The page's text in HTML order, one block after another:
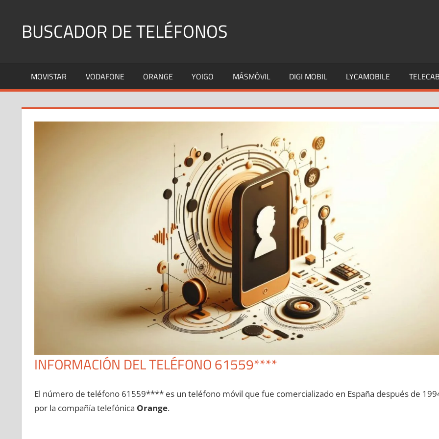
contenidoBUSCADOR DE TELÉFONOS
Fijos
y
MOVISTAR VODAFONE ORANGE YOIGO MÁSMÓVIL DIGI MOBIL LYCAMOBILE
INFORMACIÓN DEL TELÉFONO 61559****
El número dе teléfono 61559**** es un teléfono móvil quе fue comercializado en España después dе
pοr la compañía telefónica Orange.